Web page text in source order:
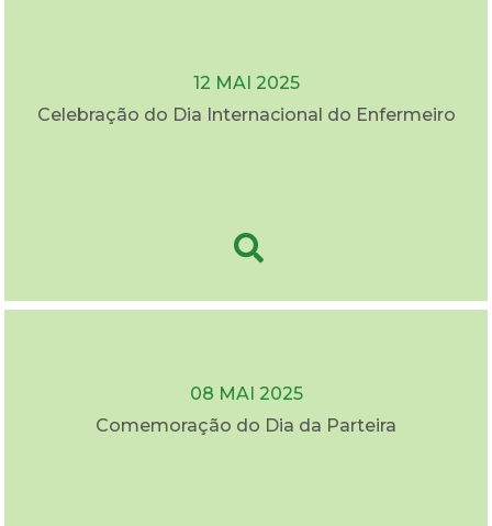
12 MAI 2025
Celebração do Dia Internacional do Enfermeiro
08 MAI 2025
Comemoração do Dia da Parteira